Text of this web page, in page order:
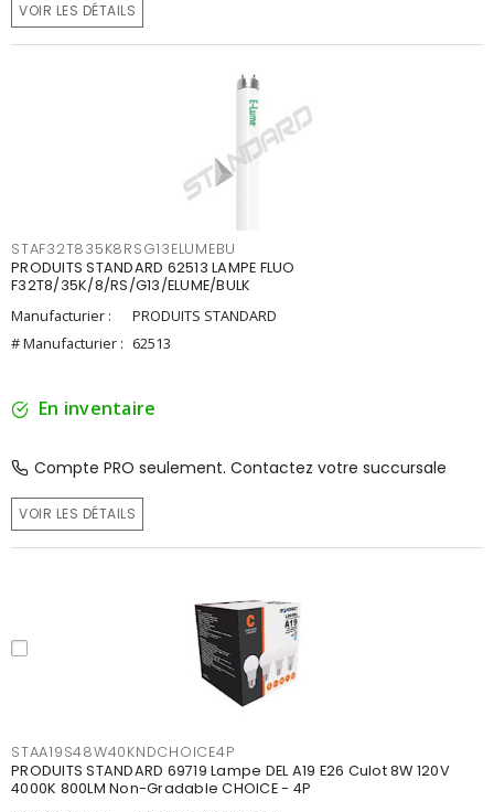
VOIR LES DÉTAILS
STAF32T835K8RSG13ELUMEBU
PRODUITS STANDARD 62513 LAMPE FLUO
F32T8/35K/8/RS/G13/ELUME/BULK
Manufacturier :
PRODUITS STANDARD
# Manufacturier : 62513
En inventaire
Compte PRO seulement. Contactez votre succursale
VOIR LES DÉTAILS
STAA19S48W40KNDCHOICE4P
PRODUITS STANDARD 69719 Lampe DEL A19 E26 Culot 8W 120V
4000K 800LM Non-Gradable CHOICE - 4P